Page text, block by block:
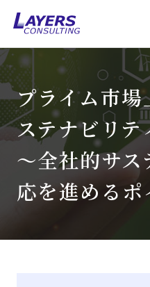
プライム市
ステナビリテ
～全社的サス
応を進めるポ